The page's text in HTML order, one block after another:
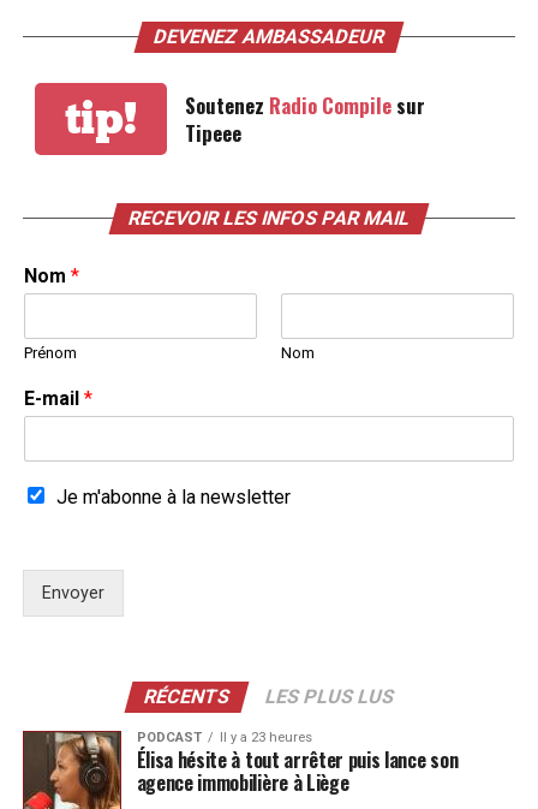
DEVENEZ AMBASSADEUR
tip! Soutenez Radio Compilesur
Tipeee
RECEVOIR LES INFOS PAR MAIL
Nom *
Prénom Nom
E-mail *
Je m'abonne à la newsletter
Envoyer
RÉCENTS LES PLUS LUS
PODCAST Il y a 23 heures
Élisa hésite à tout arrêter puis lance son
agence immobilière à Liège